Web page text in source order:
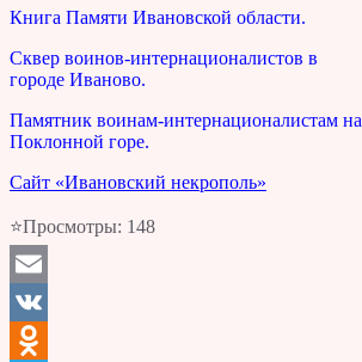
Книга Памяти Ивановской области.
Сквер воинов-интернационалистов в
городе Иваново.
Памятник воинам-интернационалистам на
Поклонной горе.
Сайт «Ивановский некрополь»
⭐Просмотры: 148
Email
VK